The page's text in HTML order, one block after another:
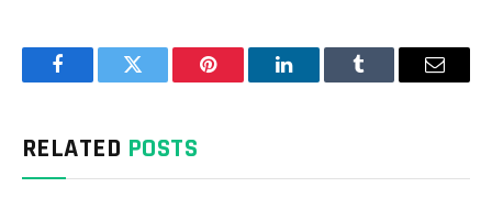
FacebookTwitter Pinterest LinkedInTumblr Email
RELATED POSTS